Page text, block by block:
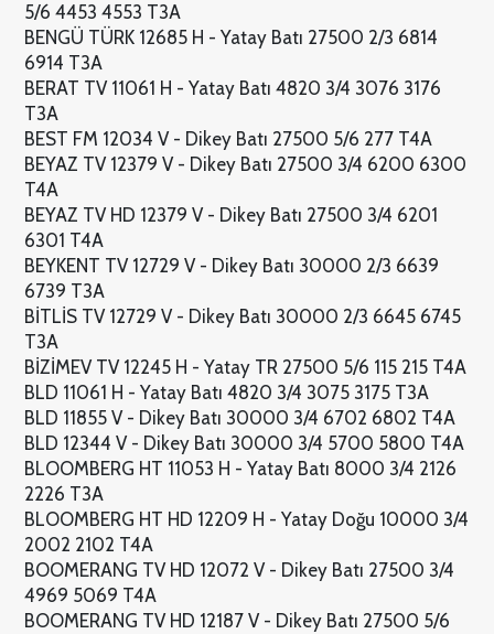
5/6 4453 4553 T3A
BENGÜ TÜRK 12685 H - Yatay Batı 27500 2/3 6814
6914 T3A
BERAT TV 11061 H - Yatay Batı 4820 3/4 3076 3176
T3A
BEST FM 12034 V - Dikey Batı 27500 5/6 277 T4A
BEYAZ TV 12379 V - Dikey Batı 27500 3/4 6200 6300
T4A
BEYAZ TV HD 12379 V - Dikey Batı 27500 3/4 6201
6301 T4A
BEYKENT TV 12729 V - Dikey Batı 30000 2/3 6639
6739 T3A
BİTLİS TV 12729 V - Dikey Batı 30000 2/3 6645 6745
T3A
BİZİMEV TV 12245 H - Yatay TR 27500 5/6 115 215 T4A
BLD 11061 H - Yatay Batı 4820 3/4 3075 3175 T3A
BLD 11855 V - Dikey Batı 30000 3/4 6702 6802 T4A
BLD 12344 V - Dikey Batı 30000 3/4 5700 5800 T4A
BLOOMBERG HT 11053 H - Yatay Batı 8000 3/4 2126
2226 T3A
BLOOMBERG HT HD 12209 H - Yatay Doğu 10000 3/4
2002 2102 T4A
BOOMERANG TV HD 12072 V - Dikey Batı 27500 3/4
4969 5069 T4A
BOOMERANG TV HD 12187 V - Dikey Batı 27500 5/6